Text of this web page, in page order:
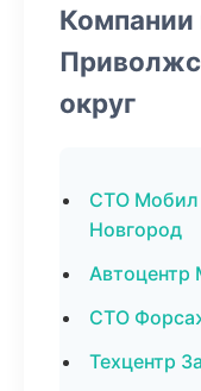
Компании
округ
СТО
Новгород
Автоцентр
СТО
Техцентр